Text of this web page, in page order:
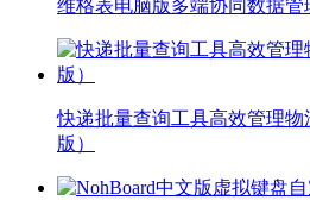
维格表电脑版多端协同数据管
快递批量查询工具高效管理物
版）